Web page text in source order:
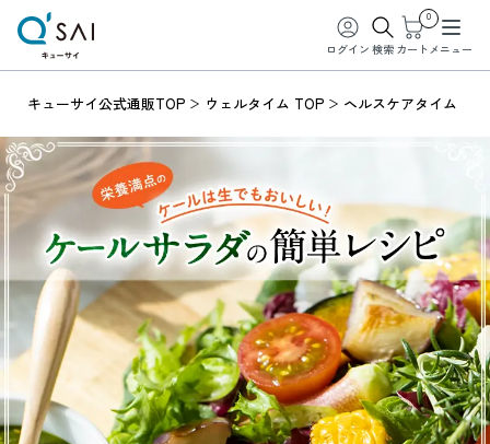
ログイン 検索
0
カート メニュー
キューサイ公式通販TOP ウェルタイム TOP ヘルスケアタイム